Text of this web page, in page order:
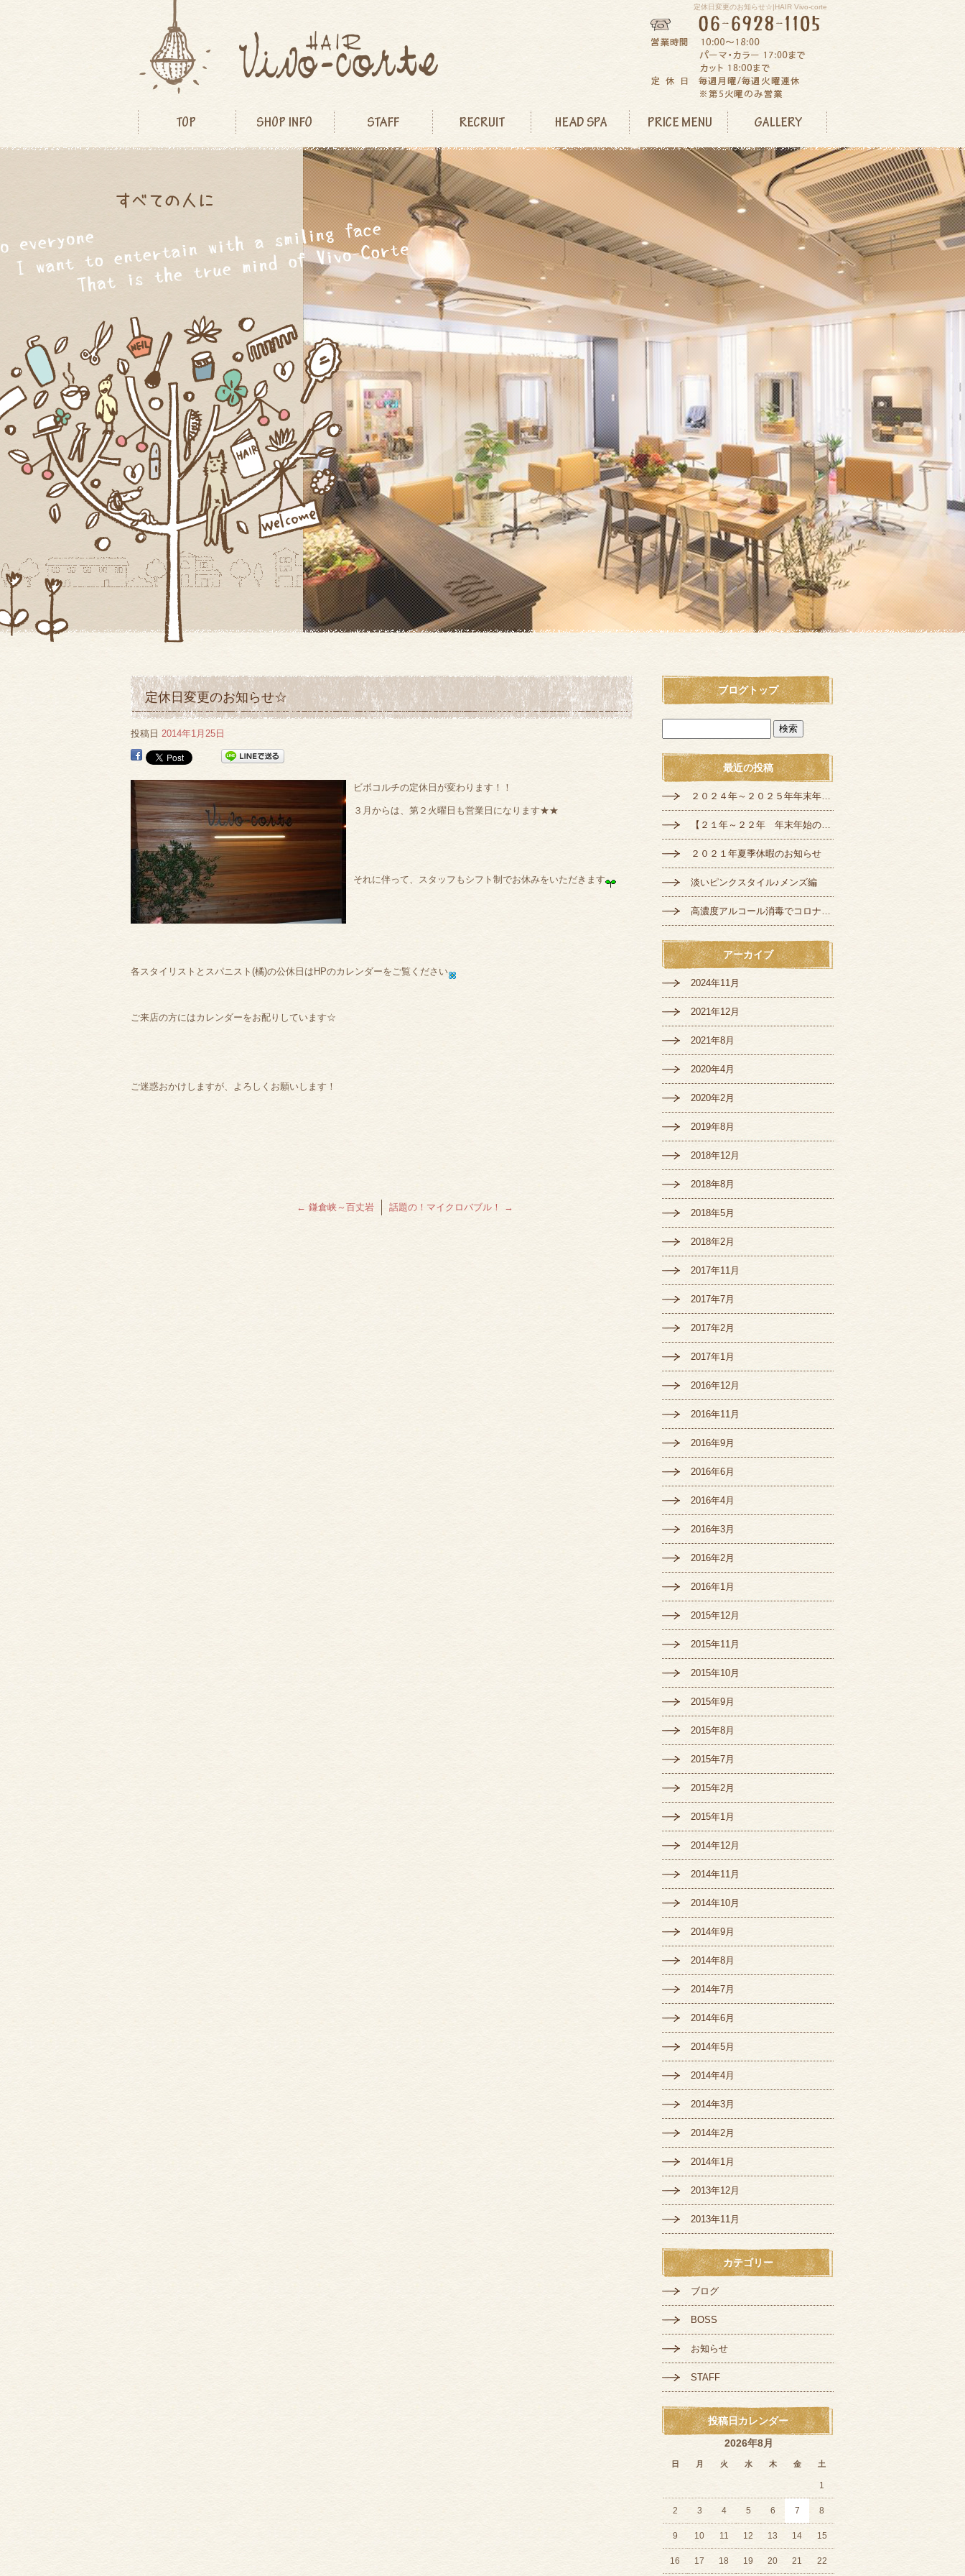
定休日変更のお知らせ☆|HAIR Vivo-corte
定休日変更のお知らせ☆
投稿日 2014年1月25日
ビボコルチの定休日が変わります！！
３月からは、第２火曜日も営業日になります★★
それに伴って、スタッフもシフト制でお休みをいただきます
各スタイリストとスパニスト(橘)の公休日はHPのカレンダーをご覧ください
ご来店の方にはカレンダーをお配りしています☆
ご迷惑おかけしますが、よろしくお願いします！
← 鎌倉峡～百丈岩 話題の！マイクロバブル！ →
ブログトップ
最近の投稿
２０２４年～２０２５年年末年始の定休日のお知らせ
【２１年～２２年 年末年始の営業のご案内】
２０２１年夏季休暇のお知らせ
淡いピンクスタイル♪メンズ編
高濃度アルコール消毒でコロナ対策♪
アーカイブ
2024年11月
2021年12月
2021年8月
2020年4月
2020年2月
2019年8月
2018年12月
2018年8月
2018年5月
2018年2月
2017年11月
2017年7月
2017年2月
2017年1月
2016年12月
2016年11月
2016年9月
2016年6月
2016年4月
2016年3月
2016年2月
2016年1月
2015年12月
2015年11月
2015年10月
2015年9月
2015年8月
2015年7月
2015年2月
2015年1月
2014年12月
2014年11月
2014年10月
2014年9月
2014年8月
2014年7月
2014年6月
2014年5月
2014年4月
2014年3月
2014年2月
2014年1月
2013年12月
2013年11月
カテゴリー
ブログ
BOSS
お知らせ
STAFF
投稿日カレンダー
2026年8月
日 月 火 水 木 金 土
1
2 3 4 5 6 7 8
9 10 11 12 13 14 15
16 17 18 19 20 21 22